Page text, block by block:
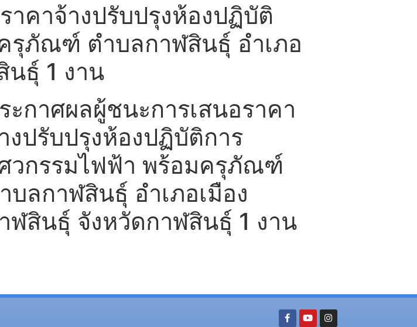
าคาจ้างปรับปรุงห้องปฏิบัติ
รุภัณฑ์ ตำบลกาฬสินธุ์ อำเภอ
นธุ์ 1 งาน
ะกาศผลผู้ชนะการเสนอราคา
งปรับปรุงห้องปฏิบัติการ
วกรรมไฟฟ้า พร้อมครุภัณฑ์
บลกาฬสินธุ์ อำเภอเมือง
ฬสินธุ์ จังหวัดกาฬสินธุ์ 1 งาน